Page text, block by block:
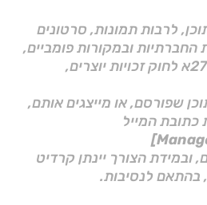
לרבות תמונות, סרטונים
ובמקורות פומביים,
בהתאם להוראות סעיף 27א לחוק זכויות יוצרים,
שפורסם, או מייצגים אותם,
כתובת המייל
ובמידת הצורך יינתן קרדיט
בהתאם לנסיבות.